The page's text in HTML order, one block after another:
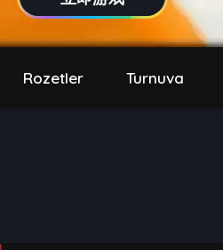
Rozetler Turnuva